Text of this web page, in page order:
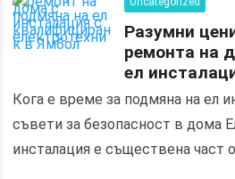
Разумни
ремонта на
ел
в Ямбол
Кога е време за подмяна на ел
съвети за безопасност в дома
инсталация е съществена част